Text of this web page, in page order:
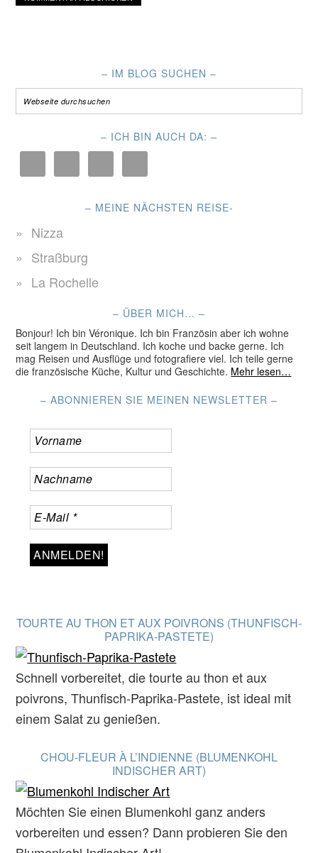
– IM BLOG SUCHEN –
– ICH BIN AUCH DA: –
– MEINE NÄCHSTEN REISE-
Nizza
Straßburg
La Rochelle
– ÜBER MICH… –
Bonjour! Ich bin Véronique. Ich bin Französin aber ich wohne
seit langem in Deutschland. Ich koche und backe gerne. Ich
mag Reisen und Ausflüge und fotografiere viel. Ich teile gerne
die französische Küche, Kultur und Geschichte. Mehr lesen…
– ABONNIEREN SIE MEINEN NEWSLETTER –
TOURTE AU THON ET AUX POIVRONS (THUNFISCH-
PAPRIKA-PASTETE)
Schnell vorbereitet, die tourte au thon et aux
poivrons, Thunfisch-Paprika-Pastete, ist ideal mit
einem Salat zu genießen.
CHOU-FLEUR À L’INDIENNE (BLUMENKOHL
INDISCHER ART)
Möchten Sie einen Blumenkohl ganz anders
vorbereiten und essen? Dann probieren Sie den